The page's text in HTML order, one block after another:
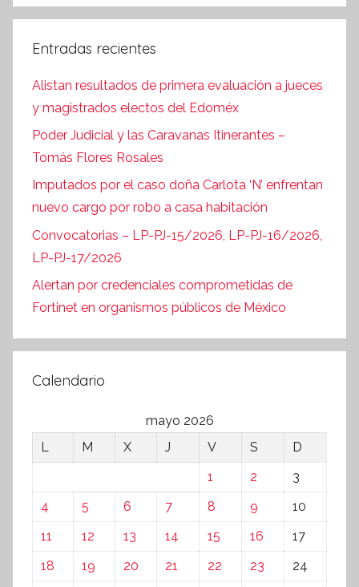
Entradas recientes
Alistan resultados de primera evaluación a jueces
y magistrados electos del Edoméx
Poder Judicial y las Caravanas Itinerantes –
Tomás Flores Rosales
Imputados por el caso doña Carlota ‘N’ enfrentan
nuevo cargo por robo a casa habitación
Convocatorias – LP-PJ-15/2026, LP-PJ-16/2026,
LP-PJ-17/2026
Alertan por credenciales comprometidas de
Fortinet en organismos públicos de México
Calendario
mayo 2026
L
M X J V S
D
1
2
3
4
5 6 7 8 9
10
11
12 13 14 15 16
17
18
19 20 21 22 23
24